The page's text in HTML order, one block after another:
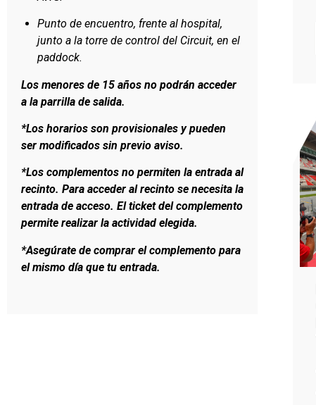
Punto de encuentro, frente al hospital,
junto a la torre de control del Circuit, en el
paddock.
Los menores de 15 años no podrán acceder
a la parrilla de salida.
*Los horarios son provisionales y pueden
ser modificados sin previo aviso.
*Los complementos no permiten la entrada al
recinto. Para acceder al recinto se necesita la
entrada de acceso. El ticket del complemento
permite realizar la actividad elegida.
*Asegúrate de comprar el complemento para
el mismo día que tu entrada.